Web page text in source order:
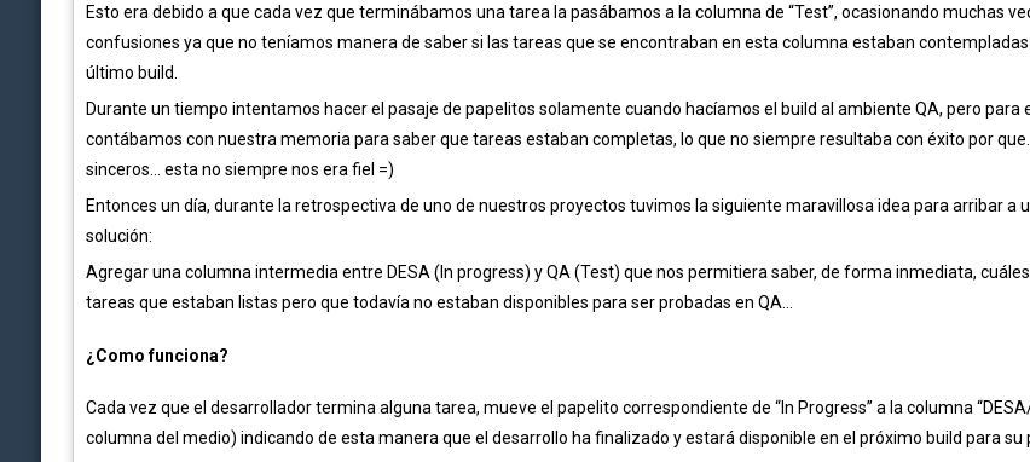
Esto era debido a que cada vez que terminábamos una tarea la pasábamos a la columna de “Test”, ocasionando muchas
confusiones ya que no teníamos manera de saber si las tareas que se encontraban en esta columna estaban contempladas
último build.
Durante un tiempo intentamos hacer el pasaje de papelitos solamente cuando hacíamos el build al ambiente QA, pero para
contábamos con nuestra memoria para saber que tareas estaban completas, lo que no siempre resultaba con éxito por
sinceros… esta no siempre nos era fiel =)
Entonces un día, durante la retrospectiva de uno de nuestros proyectos tuvimos la siguiente maravillosa idea para arribar a
solución:
Agregar una columna intermedia entre DESA (In progress) y QA (Test) que nos permitiera saber, de forma inmediata,
tareas que estaban listas pero que todavía no estaban disponibles para ser probadas en QA…
¿Como funciona?
Cada vez que el desarrollador termina alguna tarea, mueve el papelito correspondiente de “In Progress” a la columna
columna del medio) indicando de esta manera que el desarrollo ha finalizado y estará disponible en el próximo build para su